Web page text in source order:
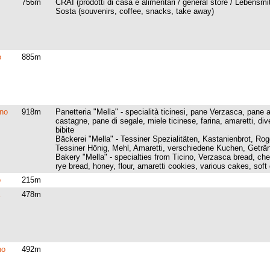
756m
CRAI (prodotti di casa e alimentari / general store /
Sosta (souvenirs, coffee, snacks, take away)
885m
918m
Panetteria "Mella" - specialità ticinesi, pane Verzasca, pane
castagne, pane di segale, miele ticinese, farina, amaretti,
bibite
Bäckerei "Mella" - Tessiner Spezialitäten, Kastanienbrot,
Tessiner Hönig, Mehl, Amaretti, verschiedene Kuchen,
Bakery "Mella" - specialties from Ticino, Verzasca bread,
rye bread, honey, flour, amaretti cookies, various cakes,
215m
478m
492m